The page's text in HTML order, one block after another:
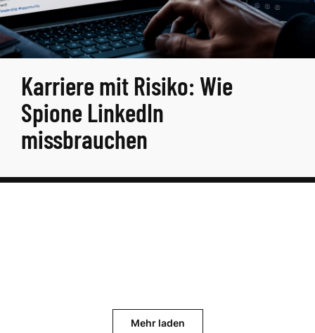
Karriere mit Risiko: Wie
Spione LinkedIn
missbrauchen
Mehr laden